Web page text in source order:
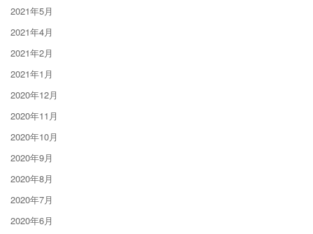
2021年5月
2021年4月
2021年2月
2021年1月
2020年12月
2020年11月
2020年10月
2020年9月
2020年8月
2020年7月
2020年6月